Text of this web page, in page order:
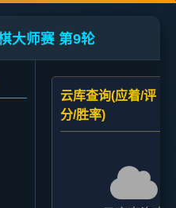
大师赛 第9轮
云库查询(应着/评
分/胜率)